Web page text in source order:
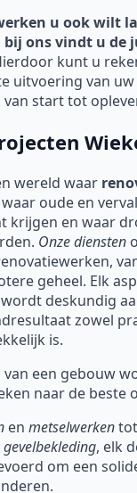
u ook wilt
ons vindt u de
kunt u
uitvoering van uw
start tot
wereld waar
oude en
krijgen en waar
Onze diensten
geheel. Elk
deskundig
zowel
is.
van een gebouw
naar de beste
en metselwerken
gevelbekleding, elk
om een